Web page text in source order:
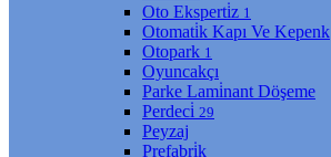
Oto Eksperti̇z 1
Otomati̇k Kapı Ve Kepenk
Otopark 1
Oyuncakçı
Parke Lami̇nant Döşeme
Perdeci̇ 29
Peyzaj
Prefabri̇k